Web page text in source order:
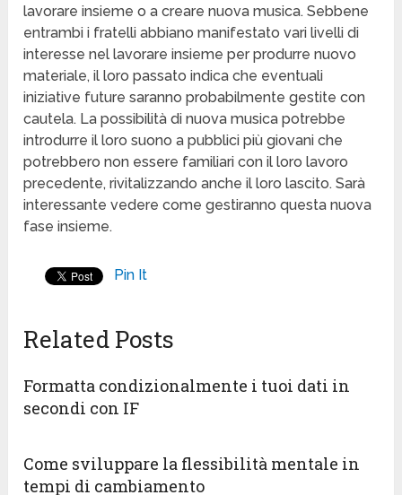
lavorare insieme o a creare nuova musica. Sebbene
entrambi i fratelli abbiano manifestato vari livelli di
interesse nel lavorare insieme per produrre nuovo
materiale, il loro passato indica che eventuali
iniziative future saranno probabilmente gestite con
cautela. La possibilità di nuova musica potrebbe
introdurre il loro suono a pubblici più giovani che
potrebbero non essere familiari con il loro lavoro
precedente, rivitalizzando anche il loro lascito. Sarà
interessante vedere come gestiranno questa nuova
fase insieme.
Pin It
Related Posts
Formatta condizionalmente i tuoi dati in
secondi con IF
Come sviluppare la flessibilità mentale in
tempi di cambiamento